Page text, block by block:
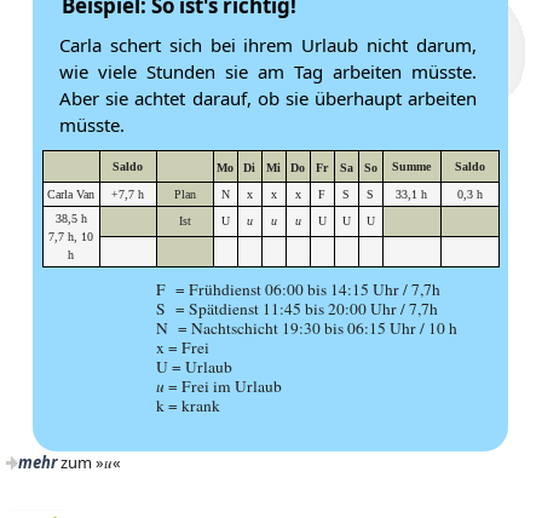
Beispiel: So ist's richtig!
Carla schert sich bei ihrem Urlaub nicht darum,
wie viele Stunden sie am Tag arbeiten müsste.
Aber sie achtet darauf, ob sie überhaupt arbeiten
müsste.
Saldo Mo Di Mi Do Fr Sa So Summe Saldo
Carla Van +7,7 h Plan N x x x F S S 33,1 h
0,3 h
38,5 h
7,7 h, 10
h
Ist U u u u U U U
F = Frühdienst 06:00 bis 14:15 Uhr / 7,7h
S = Spätdienst 11:45 bis 20:00 Uhr / 7,7h
N = Nachtschicht 19:30 bis 06:15 Uhr / 10 h
x = Frei
U = Urlaub
u= Frei im Urlaub
k = krank
mehrzum »u«